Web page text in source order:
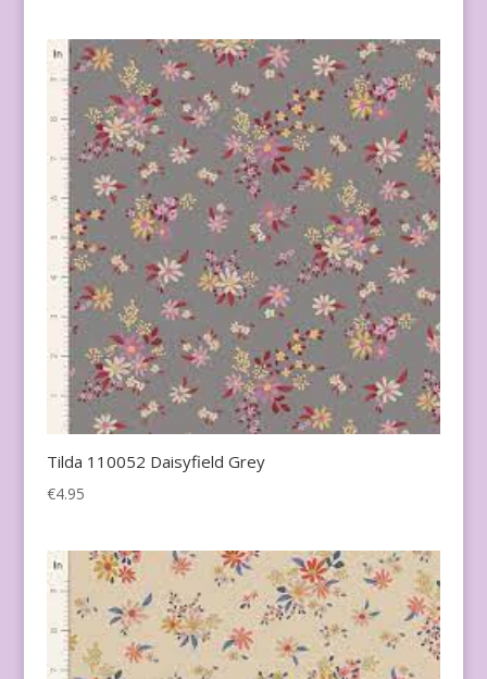
Tilda 110052 Daisyfield Grey
€4.95